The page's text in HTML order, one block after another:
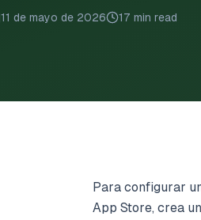
11 de mayo de 2026 17 min read
Para configurar
App Store, crea